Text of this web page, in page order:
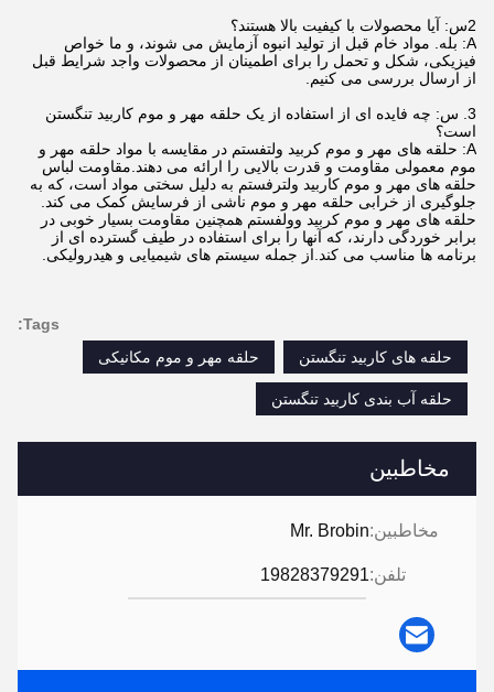
مخاطبین
مخاطبین:Mr. Brobin
تلفن:19828379291
2س: آیا محصولات با کیفیت بالا هستند؟
A: بله. مواد خام قبل از تولید انبوه آزمایش می شوند، و ما خواص
فیزیکی، شکل و تحمل را برای اطمینان از محصولات واجد شرایط قبل
از ارسال بررسی می کنیم.
3. س: چه فایده ای از استفاده از یک حلقه مهر و موم کاربید تنگستن
است؟
A: حلقه های مهر و موم کربید ولتفستم در مقایسه با مواد حلقه مهر و
موم معمولی مقاومت و قدرت بالایی را ارائه می دهند.مقاومت لباس
حلقه های مهر و موم کاربید ولترفستم به دلیل سختی مواد است، که به
جلوگیری از خرابی حلقه مهر و موم ناشی از فرسایش کمک می کند.
حلقه های مهر و موم کربید وولفستم همچنین مقاومت بسیار خوبی در
برابر خوردگی دارند، که آنها را برای استفاده در طیف گسترده ای از
برنامه ها مناسب می کند.از جمله سیستم های شیمیایی و هیدرولیکی.
Tags:
حلقه های کاربید تنگستن
حلقه مهر و موم مکانیکی
حلقه آب بندی کاربید تنگستن